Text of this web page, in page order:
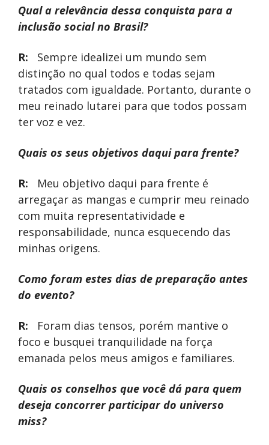
Qual a relevância dessa conquista para a
inclusão social no Brasil?
R: Sempre idealizei um mundo sem
distinção no qual todos e todas sejam
tratados com igualdade. Portanto, durante o
meu reinado lutarei para que todos possam
ter voz e vez.
Quais os seus objetivos daqui para frente?
R: Meu objetivo daqui para frente é
arregaçar as mangas e cumprir meu reinado
com muita representatividade e
responsabilidade, nunca esquecendo das
minhas origens.
Como foram estes dias de preparação antes
do evento?
R: Foram dias tensos, porém mantive o
foco e busquei tranquilidade na força
emanada pelos meus amigos e familiares.
Quais os conselhos que você dá para quem
deseja concorrer participar do universo
miss?